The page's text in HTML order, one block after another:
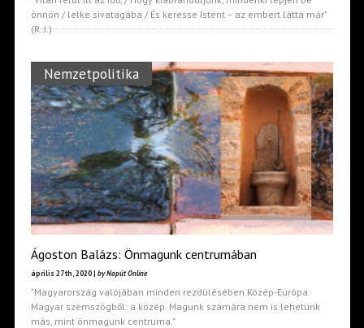
önnön / lelke sivatagába / És keresse Istent – az embert látta már"
(R. J.)
Nemzetpolitika
Ágoston Balázs: Önmagunk centrumában
április 27th, 2020 | by Napút Online
"Magyarország valójában minden rezdülésében Közép-Európa.
Magyar szemszögből: a közép. Magunk számára nem is lehetünk
más, mint önmagunk centruma."